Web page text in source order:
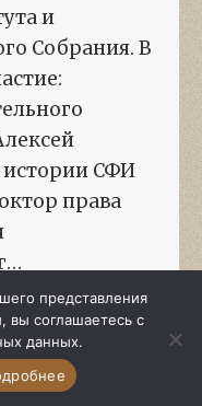
и
Собрания. В
истории СФИ
права
62
представления
вы соглашаетесь с
данных.